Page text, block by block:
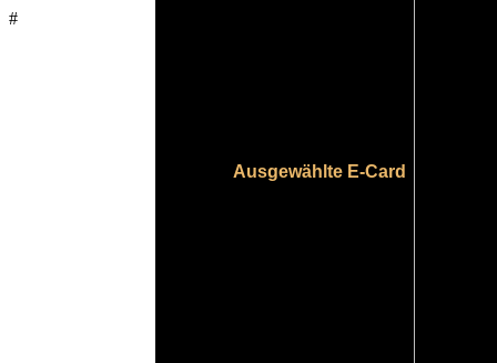
#
Ausgewählte E-Card